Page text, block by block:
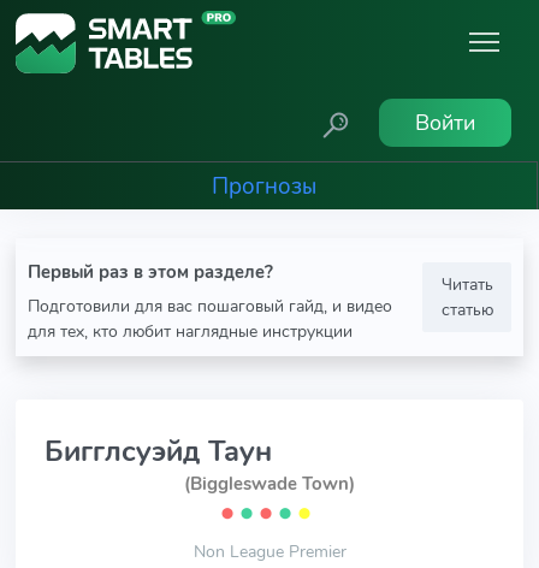
Войти
Прогнозы
Первый раз в этом разделе?
Подготовили для вас пошаговый гайд, и видео
для тех, кто любит наглядные инструкции
Читать
статью
Бигглсуэйд Таун
(Biggleswade Town)
⬤ ⬤ ⬤ ⬤ ⬤
Non League Premier